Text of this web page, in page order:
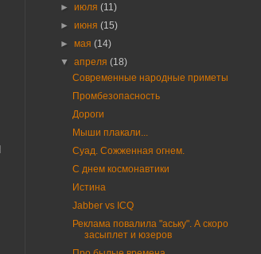
►июля(11)
►июня(15)
►мая(14)
▼апреля(18)
Современные народные приметы
Промбезопасность
Дороги
Мыши плакали...
Суад. Сожженная огнем.
С днем космонавтики
Истина
Jabber vs ICQ
Реклама повалила "аську". А скоро
засыплет и юзеров